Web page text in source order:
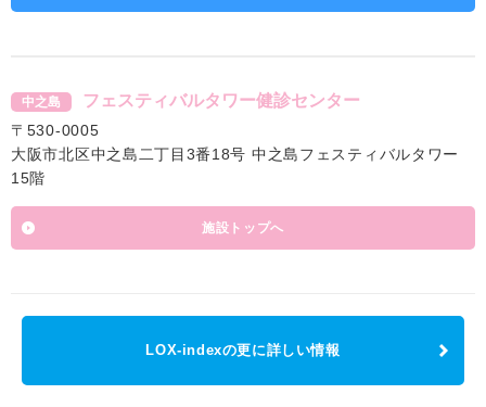
中之島 フェスティバルタワー健診センター
〒530-0005
大阪市北区中之島二丁目3番18号 中之島フェスティバルタワー
15階
施設トップへ
LOX-indexの更に詳しい情報